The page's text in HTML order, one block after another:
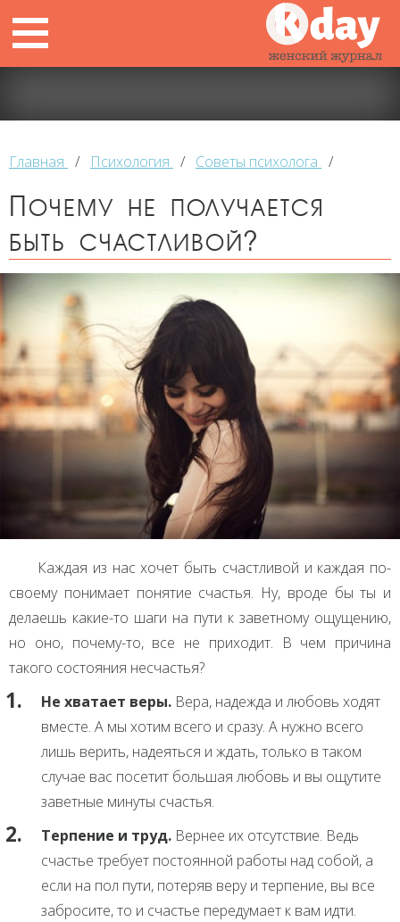
Главная / Психология / Советы психолога /
Почему не получается
быть счастливой?
Каждая из нас хочет быть счастливой и каждая по-
своему понимает понятие счастья. Ну, вроде бы ты и
делаешь какие-то шаги на пути к заветному ощущению,
но оно, почему-то, все не приходит. В чем причина
такого состояния несчастья?
Не хватает веры. Вера, надежда и любовь ходят
вместе. А мы хотим всего и сразу. А нужно всего
лишь верить, надеяться и ждать, только в таком
случае вас посетит большая любовь и вы ощутите
заветные минуты счастья.
Терпение и труд. Вернее их отсутствие. Ведь
счастье требует постоянной работы над собой, а
если на пол пути, потеряв веру и терпение, вы все
забросите, то и счастье передумает к вам идти.